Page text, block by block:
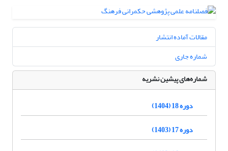
مقالات آماده انتشار
شماره جاری
شماره‌های پیشین نشریه
دوره 18 (1404)
دوره 17 (1403)